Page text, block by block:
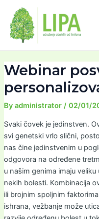
content
Webinar
By administrator / 02/01/
Svaki čovek je jedinstven.
svi genetski vrlo slični,
nas čine jedinstvenim u
odgovora na određene
u našim genima imaju
nekih bolesti. Kombinacija
ili brojnim spoljnim
ishrana, vežbanje može
navigation